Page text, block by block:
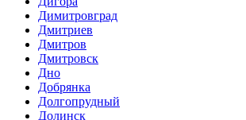
Димитровград
Дмитриев
Дмитров
Дмитровск
Дно
Добрянка
Долгопрудный
Долинск